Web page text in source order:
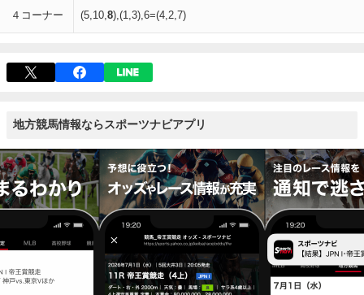
４コーナー (5,10,8),(1,3),6=(4,2,7)
地方競馬情報ならスポーツナビアプリ